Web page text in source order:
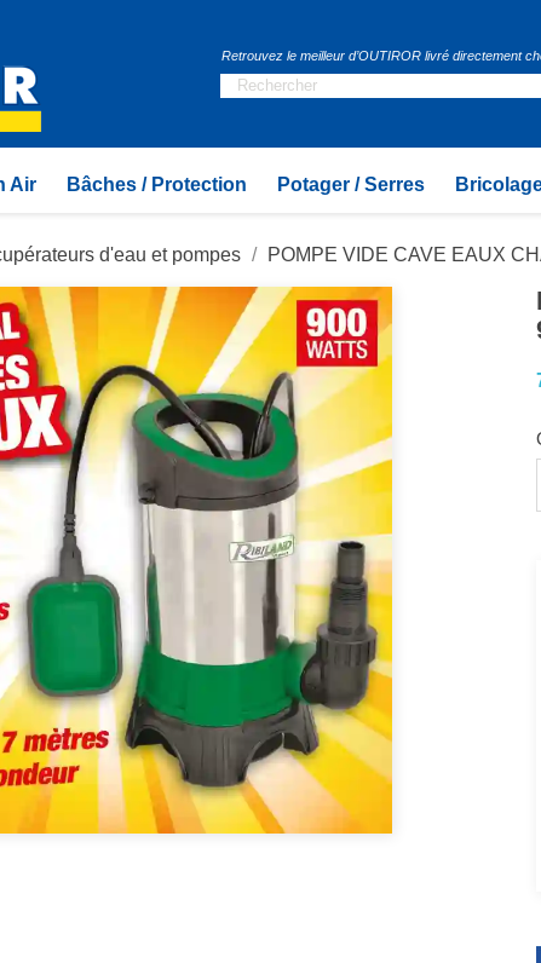
Retrouvez le meilleur d’OUTIROR livré directement
Air Bâches / Protection Potager / Serres
d'eau et pompes POMPE VIDE CAVE EAUX